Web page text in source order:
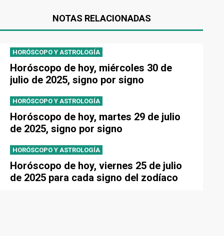
NOTAS RELACIONADAS
HORÓSCOPO Y ASTROLOGÍA
Horóscopo de hoy, miércoles 30 de
julio de 2025, signo por signo
HORÓSCOPO Y ASTROLOGÍA
Horóscopo de hoy, martes 29 de julio
de 2025, signo por signo
HORÓSCOPO Y ASTROLOGÍA
Horóscopo de hoy, viernes 25 de julio
de 2025 para cada signo del zodíaco